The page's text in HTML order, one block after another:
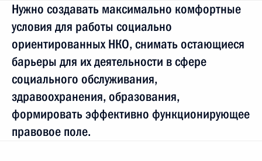
Нужно создавать максимально комфортные
условия для работы социально
ориентированных НКО, снимать остающиеся
барьеры для их деятельности в сфере
социального обслуживания,
здравоохранения, образования,
формировать эффективно функционирующее
правовое поле.